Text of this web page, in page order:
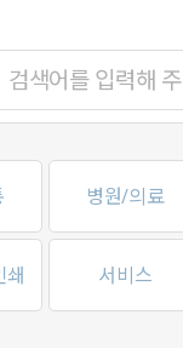
병원/의료
쇄 서비스